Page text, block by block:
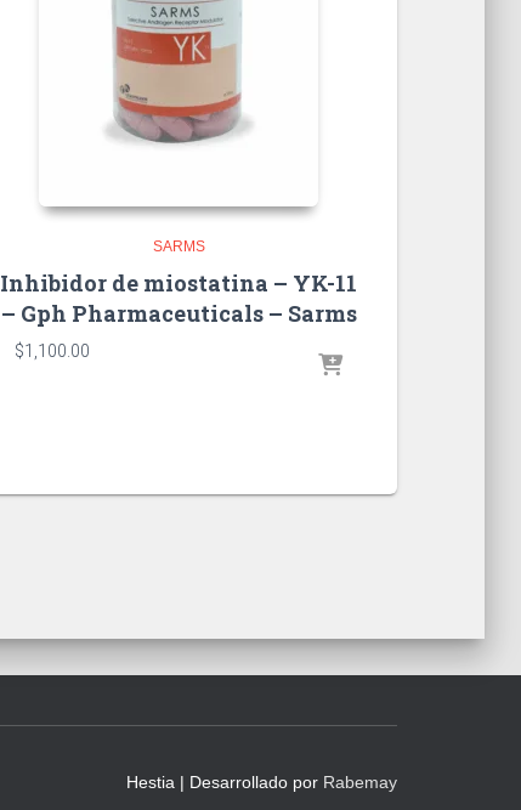
SARMS
Inhibidor de miostatina – YK-11
– Gph Pharmaceuticals – Sarms
$1,100.00
Hestia | Desarrollado por Rabemay